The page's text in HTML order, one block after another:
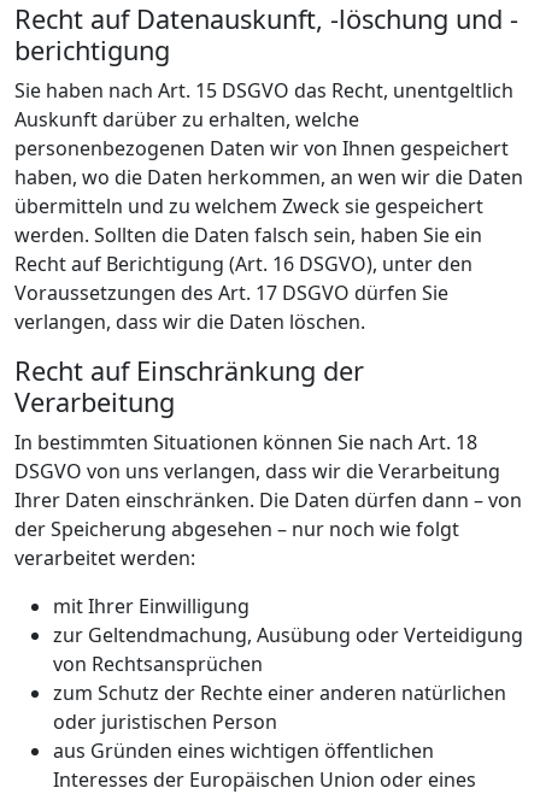
Recht auf Datenauskunft, -löschung und -
berichtigung
Sie haben nach Art. 15 DSGVO das Recht, unentgeltlich
Auskunft darüber zu erhalten, welche
personenbezogenen Daten wir von Ihnen gespeichert
haben, wo die Daten herkommen, an wen wir die Daten
übermitteln und zu welchem Zweck sie gespeichert
werden. Sollten die Daten falsch sein, haben Sie ein
Recht auf Berichtigung (Art. 16 DSGVO), unter den
Voraussetzungen des Art. 17 DSGVO dürfen Sie
verlangen, dass wir die Daten löschen.
Recht auf Einschränkung der
Verarbeitung
In bestimmten Situationen können Sie nach Art. 18
DSGVO von uns verlangen, dass wir die Verarbeitung
Ihrer Daten einschränken. Die Daten dürfen dann – von
der Speicherung abgesehen – nur noch wie folgt
verarbeitet werden:
mit Ihrer Einwilligung
zur Geltendmachung, Ausübung oder Verteidigung
von Rechtsansprüchen
zum Schutz der Rechte einer anderen natürlichen
oder juristischen Person
aus Gründen eines wichtigen öffentlichen
Interesses der Europäischen Union oder eines